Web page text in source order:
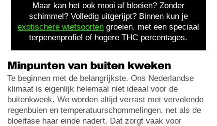
Maar kan het ook mooi af bloeien? Zonder
schimmel? Volledig uitgerijpt? Binnen kun je
exotischere wietsoorten groeien, met een speciaal
terpenenprofiel of hogere THC percentages.
Minpunten van buiten kweken
Te beginnen met de belangrijkste. Ons Nederlandse
klimaat is eigenlijk helemaal niet ideaal voor de
buitenkweek. We worden altijd verrast met vervelende
regenbuien en temperatuurschommelingen, net als de
bloeifase haar einde nadert. Dat zorgt vaak voor